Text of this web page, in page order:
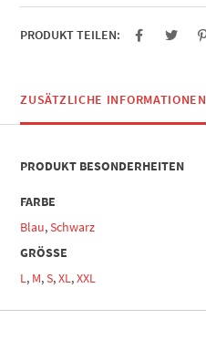
PRODUKT TEILEN:
ZUSÄTZLICHE INFORMATIONEN
PRODUKT BESONDERHEITEN
FARBE
Blau,Schwarz
GRÖSSE
L, M,S,XL,XXL